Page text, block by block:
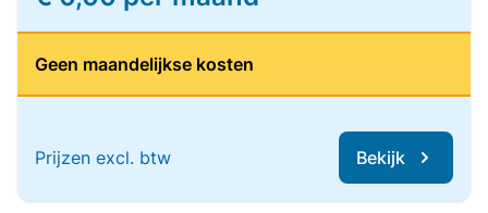
Geen maandelijkse kosten
Prijzen excl. btw Bekijk